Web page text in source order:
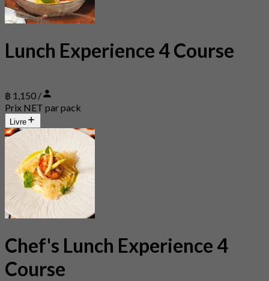
Lunch Experience 4 Course
฿ 1,150 /
Prix NET par pack
Livre
Chef's Lunch Experience 4
Course